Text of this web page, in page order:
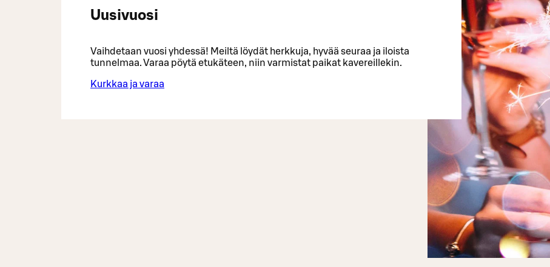
Uusivuosi
Vaihdetaan vuosi yhdessä! Meiltä löydät herkkuja, hyvää seuraa ja iloista
tunnelmaa. Varaa pöytä etukäteen, niin varmistat paikat kavereillekin.
Kurkkaa ja varaa